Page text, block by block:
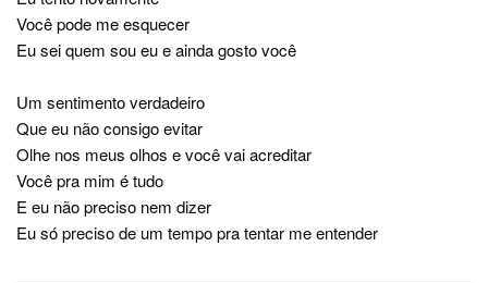
Você pode me esquecer
Eu sei quem sou eu e ainda gosto você
Um sentimento verdadeiro
Que eu não consigo evitar
Olhe nos meus olhos e você vai acreditar
Você pra mim é tudo
E eu não preciso nem dizer
Eu só preciso de um tempo pra tentar me entender